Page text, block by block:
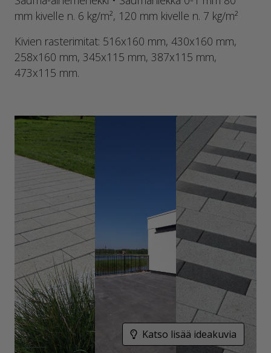
mm kivelle n. 6 kg/m², 120 mm kivelle n. 7 kg/m²
Kivien rasterimitat: 516x160 mm, 430x160 mm,
258x160 mm, 345x115 mm, 387x115 mm,
473x115 mm.
Katso lisää ideakuvia